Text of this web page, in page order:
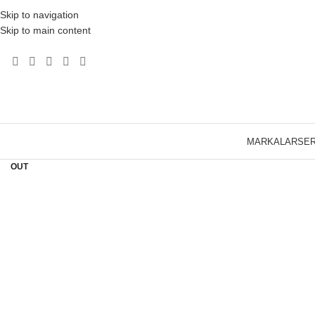
Skip to navigation
Skip to main content
MARKALAR
OUT